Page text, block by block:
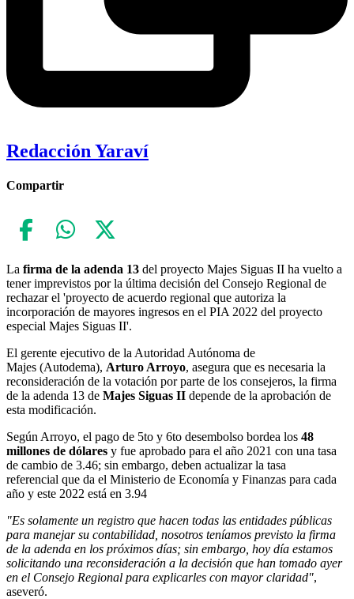
Redacción Yaraví
Compartir
La firma de la adenda 13 del proyecto Majes Siguas II ha vuelto a
tener imprevistos por la última decisión del Consejo Regional de
rechazar el 'proyecto de acuerdo regional que autoriza la
incorporación de mayores ingresos en el PIA 2022 del proyecto
especial Majes Siguas II'.
El gerente ejecutivo de la Autoridad Autónoma de
Majes (Autodema), Arturo Arroyo, asegura que es necesaria la
reconsideración de la votación por parte de los consejeros, la firma
de la adenda 13 de Majes Siguas II depende de la aprobación de
esta modificación.
Según Arroyo, el pago de 5to y 6to desembolso bordea los 48
millones de dólares y fue aprobado para el año 2021 con una tasa
de cambio de 3.46; sin embargo, deben actualizar la tasa
referencial que da el Ministerio de Economía y Finanzas para cada
año y este 2022 está en 3.94
"Es solamente un registro que hacen todas las entidades públicas
para manejar su contabilidad, nosotros teníamos previsto la firma
de la adenda en los próximos días; sin embargo, hoy día estamos
solicitando una reconsideración a la decisión que han tomado ayer
en el Consejo Regional para explicarles con mayor claridad",
aseveró.